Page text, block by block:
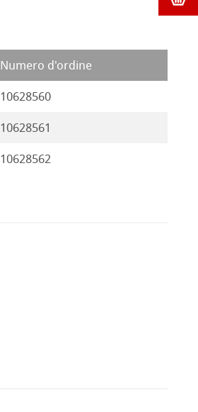
Numero d'ordine
10628560
10628561
10628562